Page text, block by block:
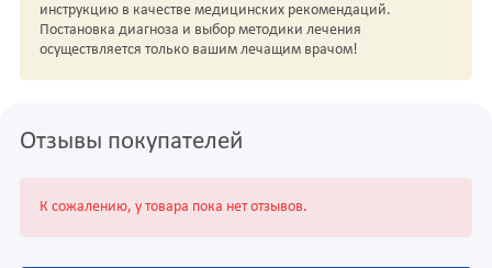
инструкцию в качестве медицинских рекомендаций.
Постановка диагноза и выбор методики лечения
осуществляется только вашим лечащим врачом!
Отзывы покупателей
К сожалению, у товара пока нет отзывов.